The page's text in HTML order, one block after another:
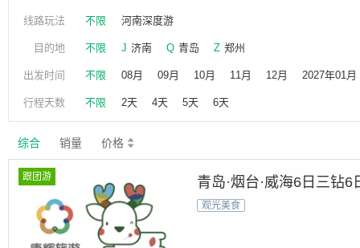
线路玩法 不限 河南深度游
目的地 不限 J 济南 Q 青岛 Z 郑州
出发时间 不限 08月 09月 10月 11月 12月
2027年01月
2027年06月
行程天数 不限 2天 4天 5天 6天
综合 销量 价格
跟团游 青岛·烟台·威海6日三钻6
观光美食